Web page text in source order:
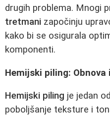
drugih problema. Mnogi
tretmani započinju
kako bi se osigurala
komponenti.
Hemijski piling:
Hemijski piling je jedan
poboljšanje teksture i